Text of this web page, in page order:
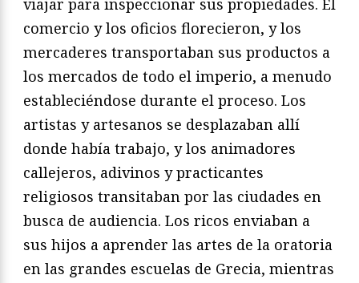
comercio y los oficios florecieron, y los
mercaderes transportaban sus productos a
los mercados de todo el imperio, a menudo
estableciéndose durante el proceso. Los
artistas y artesanos se desplazaban allí
donde había trabajo, y los animadores
callejeros, adivinos y practicantes
religiosos transitaban por las ciudades en
busca de audiencia. Los ricos enviaban a
sus hijos a aprender las artes de la oratoria
en las grandes escuelas de Grecia, mientras